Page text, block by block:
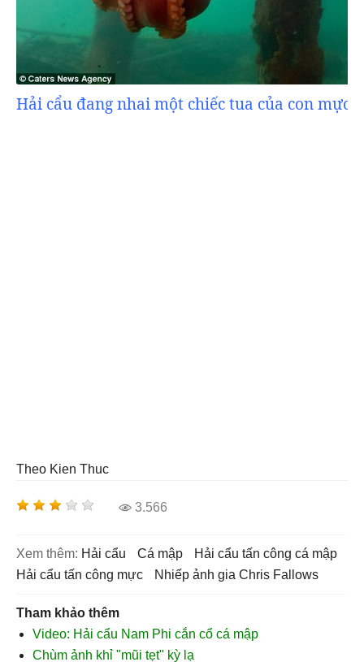
Hải cẩu đang nhai một chiếc tua của con mực.
Theo Kien Thuc
3.566
Xem thêm: hải cẩu cá mập
hải cẩu tấn công cá mập
hải cẩu tấn công mực
nhiếp ảnh gia Chris Fallows
Tham khảo thêm
Video: Hải cẩu Nam Phi cắn cổ cá mập
Chùm ảnh khỉ "mũi tẹt" kỳ lạ